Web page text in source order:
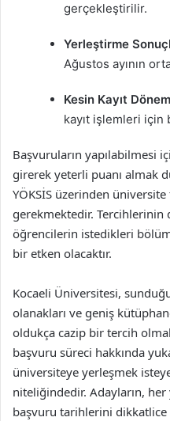
gerçekleştirilir.
Yerleştirme
Ağustos ayının
Kesin Kayıt
kayıt işlemleri
Başvuruların yapılabilmesi
girerek yeterli puanı almak
YÖKSİS üzerinden
gerekmektedir. Tercihlerinin
öğrencilerin istedikleri
bir etken olacaktır.
Kocaeli Üniversitesi,
olanakları ve geniş
oldukça cazip bir tercih
başvuru süreci hakkında
üniversiteye yerleşmek
niteliğindedir. Adayların,
başvuru tarihlerini dikkatlice